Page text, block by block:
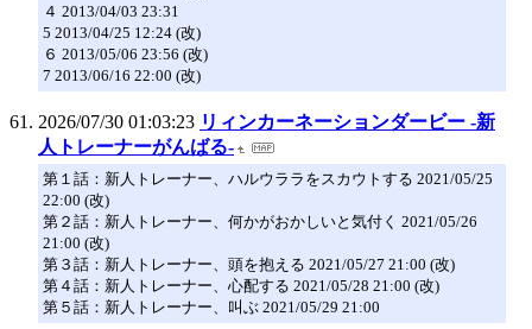
４ 2013/04/03 23:31
5 2013/04/25 12:24 (改)
６ 2013/05/06 23:56 (改)
7 2013/06/16 22:00 (改)
2026/07/30 01:03:23 リィンカーネーションダービー ‐新
人トレーナーがんばる‐
第１話：新人トレーナー、ハルウララをスカウトする 2021/05/25
22:00 (改)
第２話：新人トレーナー、何かがおかしいと気付く 2021/05/26
21:00 (改)
第３話：新人トレーナー、頭を抱える 2021/05/27 21:00 (改)
第４話：新人トレーナー、心配する 2021/05/28 21:00 (改)
第５話：新人トレーナー、叫ぶ 2021/05/29 21:00